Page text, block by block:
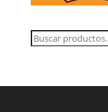
Buscar